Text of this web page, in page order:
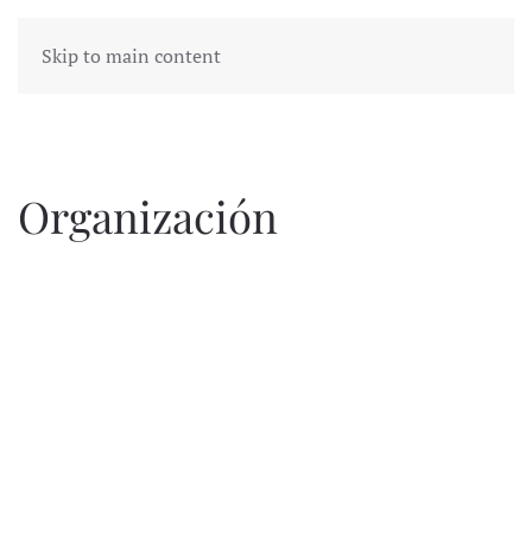
Skip to main content
Organización